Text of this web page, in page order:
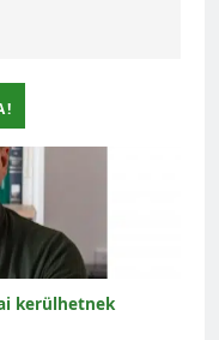
kerülhetnek